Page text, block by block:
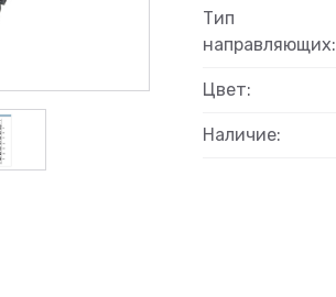
Тип
направляющих:
Цвет:
Наличие: